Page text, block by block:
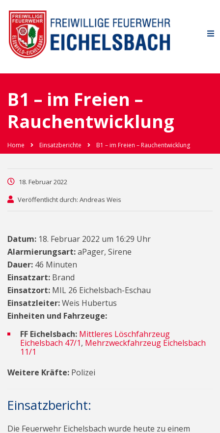
B1 – im Freien –
Rauchentwicklung
Home Einsatzberichte B1 – im Freien – Rauchentwicklung
18. Februar 2022
Veröffentlicht durch: Andreas Weis
Datum: 18. Februar 2022 um 16:29 Uhr
Alarmierungsart:aPager, Sirene
Dauer: 46 Minuten
Einsatzart: Brand
Einsatzort: MIL 26 Eichelsbach-Eschau
Einsatzleiter:Weis Hubertus
Einheiten und Fahrzeuge:
FF Eichelsbach: Mittleres Löschfahrzeug
Eichelsbach 47/1, Mehrzweckfahrzeug Eichelsbach
11/1
Weitere Kräfte: Polizei
Einsatzbericht:
Die Feuerwehr Eichelsbach wurde heute zu einem